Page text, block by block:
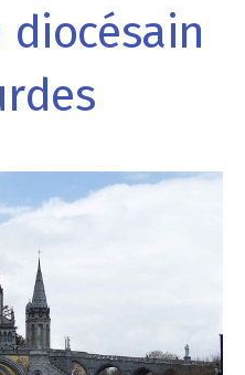
diocésain